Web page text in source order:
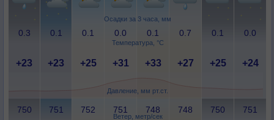
Осадки за 3 часа, мм
Температура, °C
Давление, мм рт.ст.
Ветер, метр/сек
0.3 0.1 0.1 0.0 0.1 0.7 0.1 0.0
+23 +23 +25 +31 +33 +27 +25 +24
750 751 752 751 748 748 750 751